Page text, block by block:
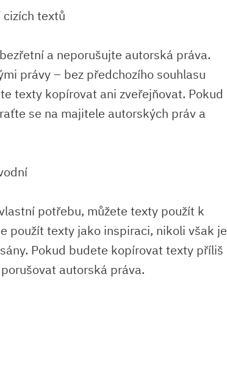
textů
a neporušujte autorská práva.
právy – bez předchozího souhlasu
texty kopírovat ani zveřejňovat. Pokud
se na majitele autorských práv a
potřebu, můžete texty použít k
použít texty jako inspiraci, nikoli však je
Pokud budete kopírovat texty příliš
autorská práva.